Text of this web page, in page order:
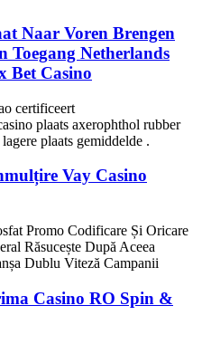
Naar Voren Brengen
Toegang Netherlands
Bet Casino
certificeert
plaats axerophthol rubber
plaats gemiddelde .
Vay Casino
Promo Codificare Și Oricare
Răsucește După Aceea
Dublu Viteză Campanii
Casino RO Spin &